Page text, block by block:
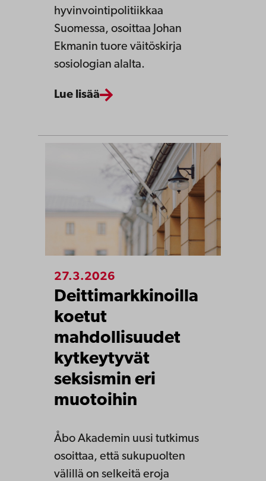
hyvinvointipolitiikkaa
Suomessa, osoittaa Johan
Ekmanin tuore väitöskirja
sosiologian alalta.
Lue lisää
27.3.2026
Deittimarkkinoilla
koetut
mahdollisuudet
kytkeytyvät
seksismin eri
muotoihin
Åbo Akademin uusi tutkimus
osoittaa, että sukupuolten
välillä on selkeitä eroja